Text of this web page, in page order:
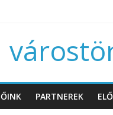
PARTNEREK